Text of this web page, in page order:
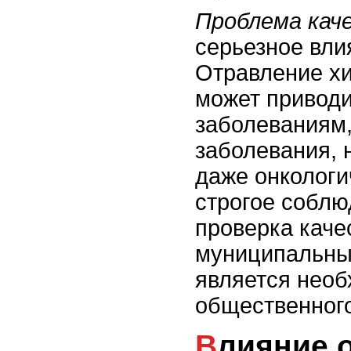
Проблема
серьезное
Отравление
может
заболевания,
даже
строгое
проверка
является